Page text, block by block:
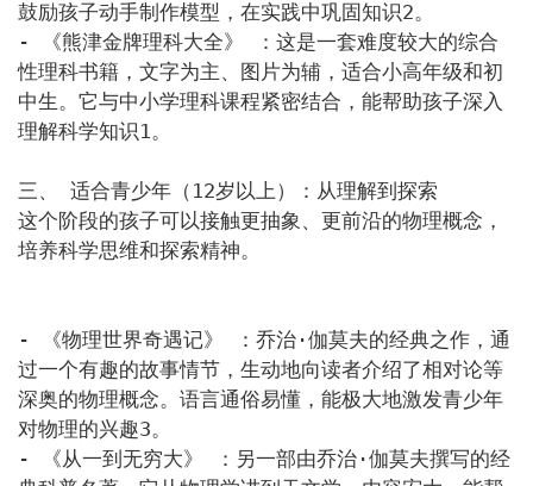
鼓励孩子动手制作模型，在实践中巩固知识2。
- 《熊津金牌理科大全》 ：这是一套难度较大的综合
性理科书籍，文字为主、图片为辅，适合小高年级和初
中生。它与中小学理科课程紧密结合，能帮助孩子深入
理解科学知识1。
三、 适合青少年（12岁以上）：从理解到探索
这个阶段的孩子可以接触更抽象、更前沿的物理概念，
培养科学思维和探索精神。
- 《物理世界奇遇记》 ：乔治·伽莫夫的经典之作，通
过一个有趣的故事情节，生动地向读者介绍了相对论等
深奥的物理概念。语言通俗易懂，能极大地激发青少年
对物理的兴趣3。
- 《从一到无穷大》 ：另一部由乔治·伽莫夫撰写的经